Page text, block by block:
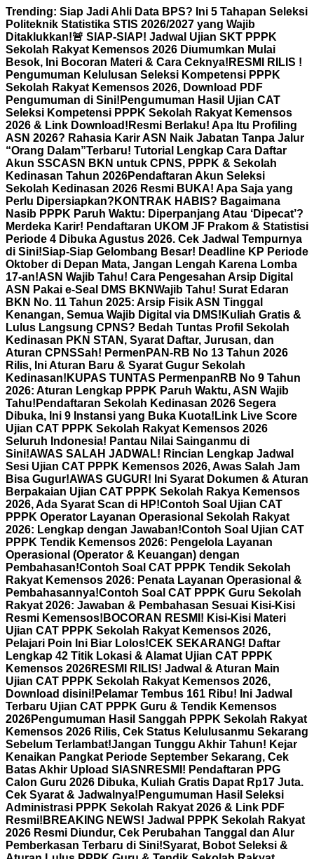
Skip
to
content
Trending: Siap Jadi Ahli Data BPS? Ini 5 Tahapan Seleksi
Politeknik Statistika STIS 2026/2027 yang Wajib
Ditaklukkan!🚨 SIAP-SIAP! Jadwal Ujian SKT PPPK
Sekolah Rakyat Kemensos 2026 Diumumkan Mulai
Besok, Ini Bocoran Materi & Cara Ceknya! RESMI RILIS !
Pengumuman Kelulusan Seleksi Kompetensi PPPK
Sekolah Rakyat Kemensos 2026, Download PDF
Pengumuman di Sini! Pengumuman Hasil Ujian CAT
Seleksi Kompetensi PPPK Sekolah Rakyat Kemensos
2026 & Link Download! Resmi Berlaku! Apa Itu Profiling
ASN 2026? Rahasia Karir ASN Naik Jabatan Tanpa Jalur
“Orang Dalam”Terbaru! Tutorial Lengkap Cara Daftar
Akun SSCASN BKN untuk CPNS, PPPK & Sekolah
Kedinasan Tahun 2026Pendaftaran Akun Seleksi
Sekolah Kedinasan 2026 Resmi BUKA! Apa Saja yang
Perlu Dipersiapkan? KONTRAK HABIS? Bagaimana
Nasib PPPK Paruh Waktu: Diperpanjang Atau ‘Dipecat’?
Merdeka Karir! Pendaftaran UKOM JF Prakom & Statistisi
Periode 4 Dibuka Agustus 2026. Cek Jadwal Tempurnya
di Sini!Siap-Siap Gelombang Besar! Deadline KP Periode
Oktober di Depan Mata, Jangan Lengah Karena Lomba
17-an!ASN Wajib Tahu! Cara Pengesahan Arsip Digital
ASN Pakai e-Seal DMS BKNWajib Tahu! Surat Edaran
BKN No. 11 Tahun 2025: Arsip Fisik ASN Tinggal
Kenangan, Semua Wajib Digital via DMS! Kuliah Gratis &
Lulus Langsung CPNS? Bedah Tuntas Profil Sekolah
Kedinasan PKN STAN, Syarat Daftar, Jurusan, dan
Aturan CPNSSah! PermenPAN-RB No 13 Tahun 2026
Rilis, Ini Aturan Baru & Syarat Gugur Sekolah
Kedinasan! KUPAS TUNTAS PermenpanRB No 9 Tahun
2026: Aturan Lengkap PPPK Paruh Waktu, ASN Wajib
Tahu! Pendaftaran Sekolah Kedinasan 2026 Segera
Dibuka, Ini 9 Instansi yang Buka Kuota! Link Live Score
Ujian CAT PPPK Sekolah Rakyat Kemensos 2026
Seluruh Indonesia! Pantau Nilai Sainganmu di
Sini!AWAS SALAH JADWAL! Rincian Lengkap Jadwal
Sesi Ujian CAT PPPK Kemensos 2026, Awas Salah Jam
Bisa Gugur!AWAS GUGUR! Ini Syarat Dokumen & Aturan
Berpakaian Ujian CAT PPPK Sekolah Rakya Kemensos
2026, Ada Syarat Scan di HP!Contoh Soal Ujian CAT
PPPK Operator Layanan Operasional Sekolah Rakyat
2026: Lengkap dengan Jawaban!Contoh Soal Ujian CAT
PPPK Tendik Kemensos 2026: Pengelola Layanan
Operasional (Operator & Keuangan) dengan
Pembahasan!Contoh Soal CAT PPPK Tendik Sekolah
Rakyat Kemensos 2026: Penata Layanan Operasional &
Pembahasannya!Contoh Soal CAT PPPK Guru Sekolah
Rakyat 2026: Jawaban & Pembahasan Sesuai Kisi-Kisi
Resmi Kemensos! BOCORAN RESMI! Kisi-Kisi Materi
Ujian CAT PPPK Sekolah Rakyat Kemensos 2026,
Pelajari Poin Ini Biar Lolos!CEK SEKARANG! Daftar
Lengkap 42 Titik Lokasi & Alamat Ujian CAT PPPK
Kemensos 2026RESMI RILIS! Jadwal & Aturan Main
Ujian CAT PPPK Sekolah Rakyat Kemensos 2026,
Download disini! Pelamar Tembus 161 Ribu! Ini Jadwal
Terbaru Ujian CAT PPPK Guru & Tendik Kemensos
2026Pengumuman Hasil Sanggah PPPK Sekolah Rakyat
Kemensos 2026 Rilis, Cek Status Kelulusanmu Sekarang
Sebelum Terlambat!Jangan Tunggu Akhir Tahun! Kejar
Kenaikan Pangkat Periode September Sekarang, Cek
Batas Akhir Upload SIASN RESMI! Pendaftaran PPG
Calon Guru 2026 Dibuka, Kuliah Gratis Dapat Rp17 Juta.
Cek Syarat & Jadwalnya! Pengumuman Hasil Seleksi
Administrasi PPPK Sekolah Rakyat 2026 & Link PDF
Resmi! BREAKING NEWS! Jadwal PPPK Sekolah Rakyat
2026 Resmi Diundur, Cek Perubahan Tanggal dan Alur
Pemberkasan Terbaru di Sini!Syarat, Bobot Seleksi &